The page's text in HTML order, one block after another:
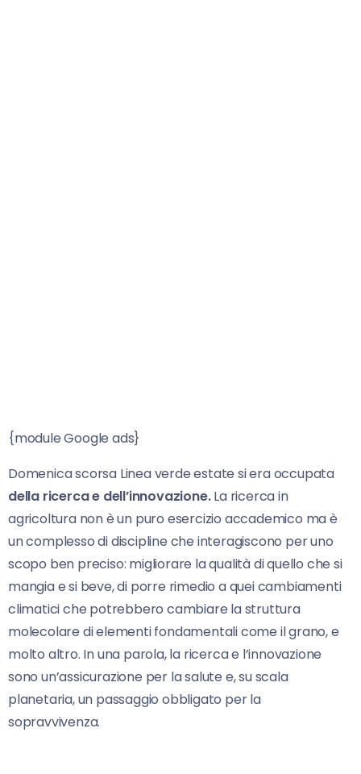
{module Google ads}
Domenica scorsa Linea verde estate si era occupata
della ricerca e dell’innovazione.La ricerca in
agricoltura non è un puro esercizio accademico ma è
un complesso di discipline che interagiscono per uno
scopo ben preciso: migliorare la qualità di quello che si
mangia e si beve, di porre rimedio a quei cambiamenti
climatici che potrebbero cambiare la struttura
molecolare di elementi fondamentali come il grano, e
molto altro. In una parola, la ricerca e l’innovazione
sono un’assicurazione per la salute e, su scala
planetaria, un passaggio obbligato per la
sopravvivenza.